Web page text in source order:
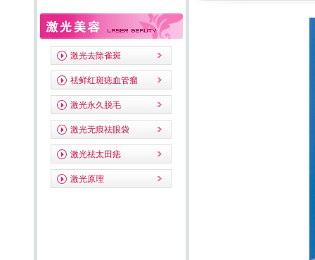
激光去除雀斑
祛鲜红斑痣血管瘤
激光永久脱毛
激光无痕祛眼袋
激光祛太田痣
激光原理